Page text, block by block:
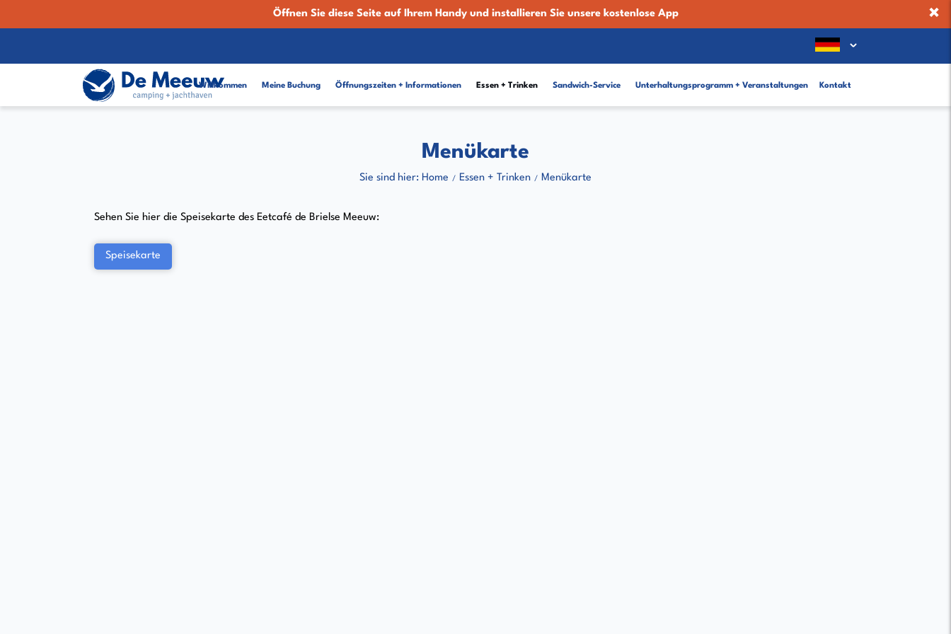
Öffnen Sie diese Seite auf Ihrem Handy und installieren Sie unsere kostenlose App ×
Willkommen Meine Buchung Öffnungszeiten + Informationen Essen + Trinken Sandwich-Service Unterhaltungsprogramm + Veranstaltungen Kontakt
Menükarte
Sie sind hier: Home Essen + Trinken Menükarte
Sehen Sie hier die Speisekarte des Eetcafé de Brielse Meeuw:
Speisekarte